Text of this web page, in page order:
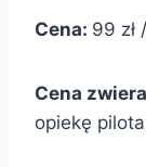
Cena: 99 zł
Cena
opiekę